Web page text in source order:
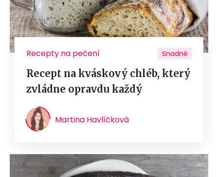
Recepty na pečení Snadné
Recept na kváskový chléb, který
zvládne opravdu každý
Martina Havlíčková